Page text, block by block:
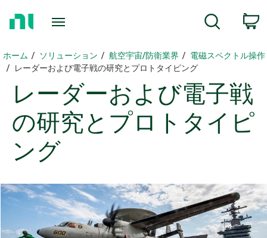
ペ
ー
ホーム ソリューション 航空宇宙/防衛業界
電磁スペクトル操作
レーダーおよび電子戦の研究とプロトタイピング
レーダーおよび電子戦
の研究と プロトタイピ
ング